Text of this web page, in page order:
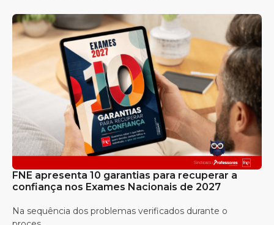
FNE apresenta 10 garantias para recuperar a
confiança nos Exames Nacionais de 2027
Na sequência dos problemas verificados durante o